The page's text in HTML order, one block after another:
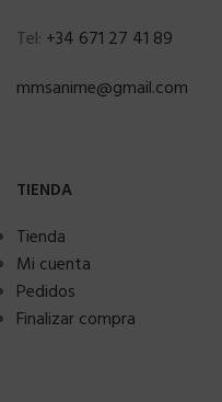
Tel: +34 671 27 41 89
mmsanime@gmail.com
TIENDA
Tienda
Mi cuenta
Pedidos
Finalizar compra